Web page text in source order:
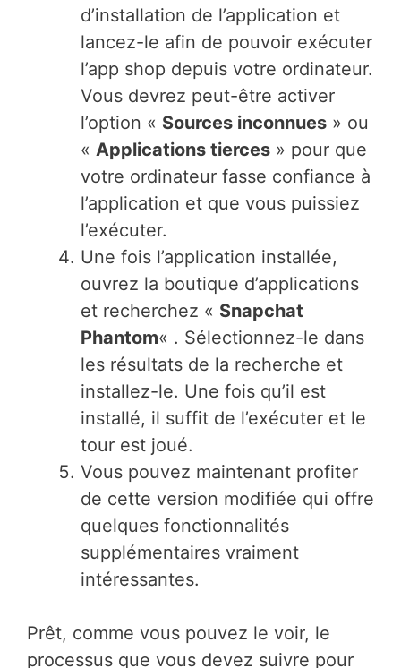
d’installation de l’application et
lancez-le afin de pouvoir exécuter
l’app shop depuis votre ordinateur.
Vous devrez peut-être activer
l’option « Sources inconnues » ou
« Applications tierces » pour que
votre ordinateur fasse confiance à
l’application et que vous puissiez
l’exécuter.
Une fois l’application installée,
ouvrez la boutique d’applications
et recherchez « Snapchat
Phantom« . Sélectionnez-le dans
les résultats de la recherche et
installez-le. Une fois qu’il est
installé, il suffit de l’exécuter et le
tour est joué.
Vous pouvez maintenant profiter
de cette version modifiée qui offre
quelques fonctionnalités
supplémentaires vraiment
intéressantes.
Prêt, comme vous pouvez le voir, le
processus que vous devez suivre pour